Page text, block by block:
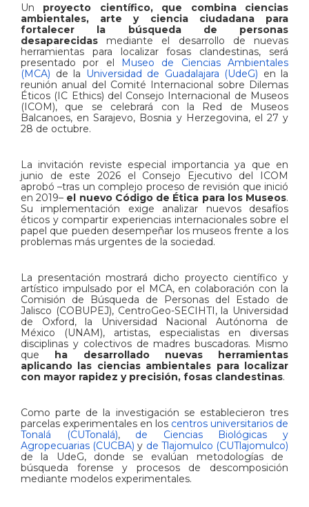
Un proyecto científico, que combina ciencias
ambientales, arte y ciencia ciudadana para
fortalecer la búsqueda de personas
desaparecidas mediante el desarrollo de nuevas
herramientas para localizar fosas clandestinas, será
presentado por el
Museo de Ciencias Ambientales
(MCA) de la Universidad de Guadalajara (UdeG) en la
reunión anual del Comité Internacional sobre Dilemas
Éticos (IC Ethics) del Consejo Internacional de Museos
(ICOM), que se celebrará con la Red de Museos
Balcanoes, en Sarajevo, Bosnia y Herzegovina, el 27 y
28 de octubre.
La invitación reviste especial importancia ya que en
junio de este 2026 el Consejo Ejecutivo del ICOM
aprobó –tras un complejo proceso de revisión que inició
en 2019– el nuevo Código de Ética para los Museos.
Su implementación exige analizar nuevos desafíos
éticos y compartir experiencias internacionales sobre el
papel que pueden desempeñar los museos frente a los
problemas más urgentes de la sociedad.
La presentación mostrará dicho proyecto científico y
artístico impulsado por el MCA, en colaboración con la
Comisión de Búsqueda de Personas del Estado de
Jalisco (COBUPEJ), CentroGeo-SECIHTI, la Universidad
de Oxford, la Universidad Nacional Autónoma de
México (UNAM), artistas, especialistas en diversas
disciplinas y colectivos de madres buscadoras. Mismo
que ha desarrollado nuevas herramientas
aplicando las ciencias ambientales para localizar
con mayor rapidez y precisión, fosas clandestinas.
Como parte de la investigación se establecieron tres
parcelas experimentales en los centros universitarios de
Tonalá (CUTonalá), de Ciencias Biológicas y
Agropecuarias (CUCBA) y de Tlajomulco (CUTlajomulco)
de la UdeG, donde se evalúan metodologías de
búsqueda forense y procesos de descomposición
mediante modelos experimentales.